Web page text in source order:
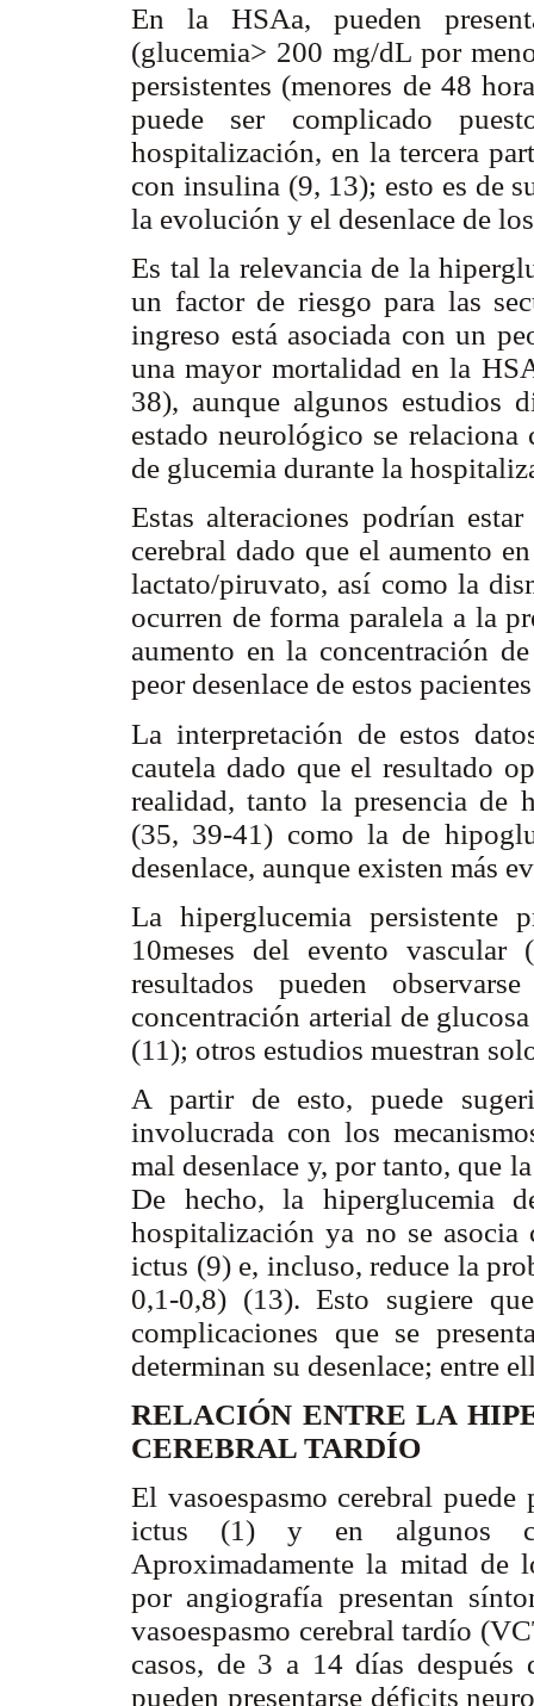
En la HSAa, pueden
(glucemia> 200 mg/dL por
persistentes (menores de 48
puede ser complicado
hospitalización, en la tercera
con insulina (9, 13); esto es de
la evolución y el desenlace de
Es tal la relevancia de la
un factor de riesgo para las
ingreso está asociada con un
una mayor mortalidad en la
38), aunque algunos estudios
estado neurológico se
de glucemia durante la
Estas alteraciones podrían
cerebral dado que el aumento
lactato/piruvato, así como la
ocurren de forma paralela a la
aumento en la concentración
peor desenlace de estos
La interpretación de estos
cautela dado que el resultado
realidad, tanto la presencia de
(35, 39-41) como la de
desenlace, aunque existen más
La hiperglucemia persistente
10meses del evento
resultados pueden
concentración arterial de
(11); otros estudios muestran
A partir de esto, puede
involucrada con los
mal desenlace y, por tanto, que
De hecho, la hiperglucemia
hospitalización ya no se asocia
ictus (9) e, incluso, reduce la
0,1-0,8) (13). Esto sugiere
complicaciones que se
determinan su desenlace; entre
RELACIÓN ENTRE LA
CEREBRAL TARDÍO
El vasoespasmo cerebral
ictus (1) y en algunos
Aproximadamente la mitad de
por angiografía presentan
vasoespasmo cerebral tardío
casos, de 3 a 14 días
pueden presentarse déficits